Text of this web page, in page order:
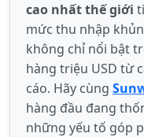
cao nhất thế giới
mức thu nhập
không chỉ nổi bật
hàng triệu USD từ
cáo. Hãy cùng
hàng đầu đang
những yếu tố góp